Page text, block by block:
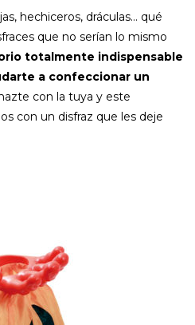
hechiceros, dráculas… qué
que no serían lo mismo
totalmente indispensable
a confeccionar un
con la tuya y este
con un disfraz que les deje